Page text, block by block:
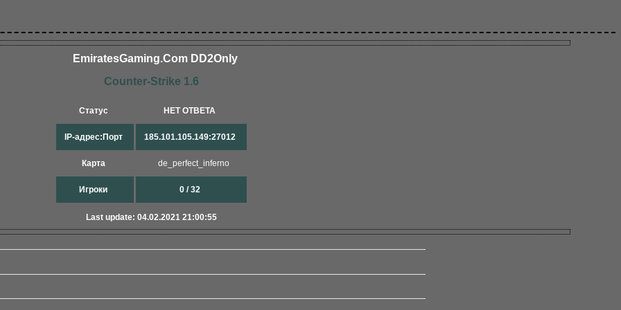
EmiratesGaming.Com DD2Only
Counter-Strike 1.6
Статус
IP-адрес:Порт
Карта
Игроки
НЕТ ОТВЕТА
185.101.105.149:27012
de_perfect_inferno
0 / 32
Last update: 04.02.2021 21:00:55